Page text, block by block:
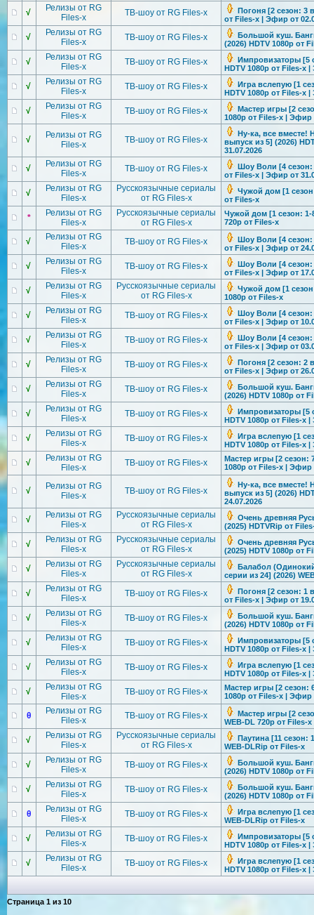
√
Релизы от RG
Files-x
ТВ-шоу от RG Files-x
Погоня [2 сезон: 3
от Files-x | Эфир от
√
Релизы от RG
Files-x
ТВ-шоу от RG Files-x
Большой куш.
(2026) HDTV 1080р от
√
Релизы от RG
Files-x
ТВ-шоу от RG Files-x Импровизаторы [5
HDTV 1080р от Files-x
√
Релизы от RG
Files-x
ТВ-шоу от RG Files-x
Игра вслепую [1
HDTV 1080р от Files-x
√
Релизы от RG
Files-x
ТВ-шоу от RG Files-x
Мастер игры [2
1080р от Files-x | Эфир
√
Релизы от RG
Files-x
ТВ-шоу от RG Files-x
Ну-ка, все вместе!
выпуск из 5] (2026)
31.07.2026
√
Релизы от RG
Files-x
ТВ-шоу от RG Files-x
Шоу Воли [4 сезон:
от Files-x | Эфир от
√
Релизы от RG
Files-x
Русскоязычные сериалы
от RG Files-x
Чужой дом [1
от Files-x
*
Релизы от RG
Files-x
Русскоязычные сериалы
от RG Files-x
Чужой дом [1 сезон: 1-
720p от Files-x
√
Релизы от RG
Files-x
ТВ-шоу от RG Files-x
Шоу Воли [4 сезон:
от Files-x | Эфир от
√
Релизы от RG
Files-x
ТВ-шоу от RG Files-x
Шоу Воли [4 сезон:
от Files-x | Эфир от
√
Релизы от RG
Files-x
Русскоязычные сериалы
от RG Files-x
Чужой дом [1
1080p от Files-x
√
Релизы от RG
Files-x
ТВ-шоу от RG Files-x
Шоу Воли [4 сезон:
от Files-x | Эфир от
√
Релизы от RG
Files-x
ТВ-шоу от RG Files-x
Шоу Воли [4 сезон:
от Files-x | Эфир от
√
Релизы от RG
Files-x
ТВ-шоу от RG Files-x
Погоня [2 сезон: 2
от Files-x | Эфир от
√
Релизы от RG
Files-x
ТВ-шоу от RG Files-x
Большой куш.
(2026) HDTV 1080р от
√
Релизы от RG
Files-x
ТВ-шоу от RG Files-x Импровизаторы [5
HDTV 1080р от Files-x
√
Релизы от RG
Files-x
ТВ-шоу от RG Files-x
Игра вслепую [1
HDTV 1080р от Files-x
√
Релизы от RG
Files-x
ТВ-шоу от RG Files-x
Мастер игры [2 сезон:
1080р от Files-x | Эфир
√
Релизы от RG
Files-x
ТВ-шоу от RG Files-x
Ну-ка, все вместе!
выпуск из 5] (2026)
24.07.2026
√
Релизы от RG
Files-x
Русскоязычные сериалы
от RG Files-x
Очень древняя
(2025) HDTVRip от
√
Релизы от RG
Files-x
Русскоязычные сериалы
от RG Files-x
Очень древняя
(2025) HDTV 1080p от
√
Релизы от RG
Files-x
Русскоязычные сериалы
от RG Files-x
Балабол
серии из 24] (2026)
√
Релизы от RG
Files-x
ТВ-шоу от RG Files-x
Погоня [2 сезон: 1
от Files-x | Эфир от
√
Релизы от RG
Files-x
ТВ-шоу от RG Files-x
Большой куш.
(2026) HDTV 1080р от
√
Релизы от RG
Files-x
ТВ-шоу от RG Files-x Импровизаторы [5
HDTV 1080р от Files-x
√
Релизы от RG
Files-x
ТВ-шоу от RG Files-x
Игра вслепую [1
HDTV 1080р от Files-x
√
Релизы от RG
Files-x
ТВ-шоу от RG Files-x
Мастер игры [2 сезон:
1080р от Files-x | Эфир
θ
Релизы от RG
Files-x
ТВ-шоу от RG Files-x
Мастер игры [2
WEB-DL 720p от Files-x
√
Релизы от RG
Files-x
Русскоязычные сериалы
от RG Files-x
Паутина [11 сезон:
WEB-DLRip от Files-x
√
Релизы от RG
Files-x
ТВ-шоу от RG Files-x
Большой куш.
(2026) HDTV 1080р от
√
Релизы от RG
Files-x
ТВ-шоу от RG Files-x
Большой куш.
(2026) HDTV 1080р от
θ
Релизы от RG
Files-x
ТВ-шоу от RG Files-x
Игра вслепую [1
WEB-DLRip от Files-x
√
Релизы от RG
Files-x
ТВ-шоу от RG Files-x Импровизаторы [5
HDTV 1080р от Files-x
√
Релизы от RG
Files-x
ТВ-шоу от RG Files-x
Игра вслепую [1
HDTV 1080р от Files-x
Страница 1 из 10